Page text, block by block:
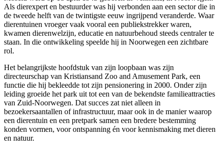
Als dierexpert en bestuurder was hij verbonden aan een sector die in
de tweede helft van de twintigste eeuw ingrijpend veranderde. Waar
dierentuinen vroeger vaak vooral een publiekstrekker waren,
kwamen dierenwelzijn, educatie en natuurbehoud steeds centraler te
staan. In die ontwikkeling speelde hij in Noorwegen een zichtbare
rol.
Het belangrijkste hoofdstuk van zijn loopbaan was zijn
directeurschap van Kristiansand Zoo and Amusement Park, een
functie die hij bekleedde tot zijn pensionering in 2000. Onder zijn
leiding groeide het park uit tot een van de bekendste familieattracties
van Zuid-Noorwegen. Dat succes zat niet alleen in
bezoekersaantallen of infrastructuur, maar ook in de manier waarop
een dierentuin en een pretpark samen een bredere bestemming
konden vormen, voor ontspanning én voor kennismaking met dieren
en natuur.